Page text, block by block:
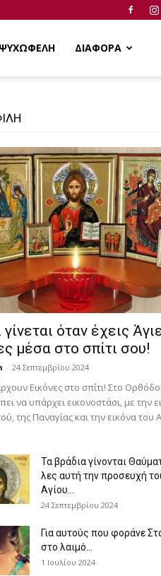
ΨΥΧΩΦΕΛΗ ΔΙΑΦΟΡΑ
όταν έχεις
μέσα στο σπίτι σου!
- 24 Σεπτεμβρίου 2024
Εικόνες στο σπίτι! Στο
να υπάρχει εικονοστάσι, με την
της Παν­αγίας και την εικόνα του
Τα βράδια γίνονται
λες αυτή την προσευχή
Αγίου...
24 Σεπτεμβρίου 2024
Για αυτούς που φοράνε
στο λαιμό…
1 Ιουλίου 2024